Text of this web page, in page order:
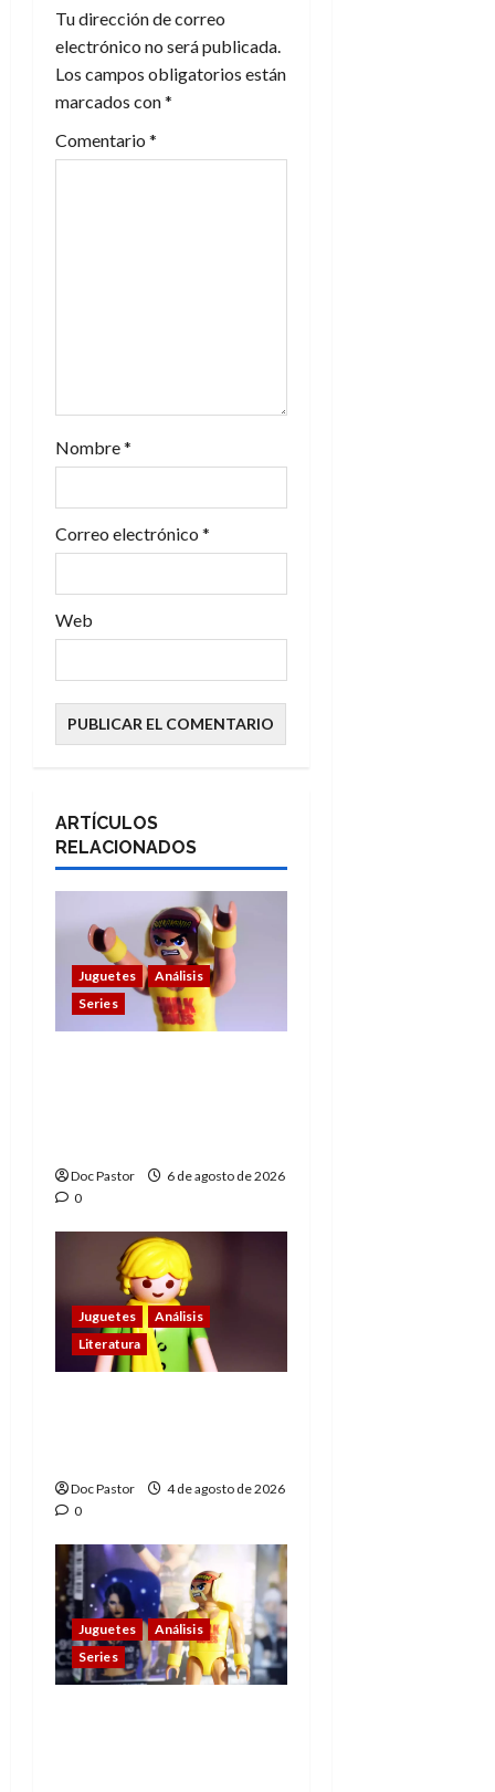
Tu dirección de correo
electrónico no será publicada.
Los campos obligatorios están
marcados con*
Comentario *
Nombre*
Correo electrónico *
Web
ARTÍCULOS
RELACIONADOS
Juguetes
Análisis
Series
Doc Pastor
6 de agosto de 2026
0
Juguetes
Análisis
Literatura
Doc Pastor
4 de agosto de 2026
0
Juguetes
Análisis
Series